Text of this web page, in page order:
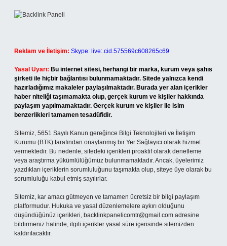
Reklam ve İletişim: Skype: live:.cid.575569c608265c69
Yasal Uyarı: Bu internet sitesi, herhangi bir marka, kurum veya şahıs
şirketi ile hiçbir bağlantısı bulunmamaktadır. Sitede yalnızca kendi
hazırladığımız makaleler paylaşılmaktadır. Burada yer alan içerikler
haber niteliği taşımamakta olup, gerçek kurum ve kişiler hakkında
paylaşım yapılmamaktadır. Gerçek kurum ve kişiler ile isim
benzerlikleri tamamen tesadüfidir.
Sitemiz, 5651 Sayılı Kanun gereğince Bilgi Teknolojileri ve İletişim
Kurumu (BTK) tarafından onaylanmış bir Yer Sağlayıcı olarak hizmet
vermektedir. Bu nedenle, sitedeki içerikleri proaktif olarak denetleme
veya araştırma yükümlülüğümüz bulunmamaktadır. Ancak, üyelerimiz
yazdıkları içeriklerin sorumluluğunu taşımakta olup, siteye üye olarak bu
sorumluluğu kabul etmiş sayılırlar.
Sitemiz, kar amacı gütmeyen ve tamamen ücretsiz bir bilgi paylaşım
platformudur. Hukuka ve yasal düzenlemelere aykırı olduğunu
düşündüğünüz içerikleri, backlinkpanelicomtr@gmail.com adresine
bildirmeniz halinde, ilgili içerikler yasal süre içerisinde sitemizden
kaldırılacaktır.